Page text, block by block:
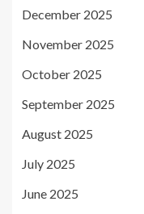
December 2025
November 2025
October 2025
September 2025
August 2025
July 2025
June 2025